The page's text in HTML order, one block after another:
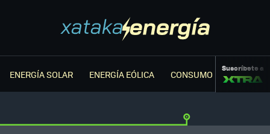
ENERGÍA SOLAR ENERGÍA EÓLICA CONSUMO ENERGÉTICO
Suscríbete a